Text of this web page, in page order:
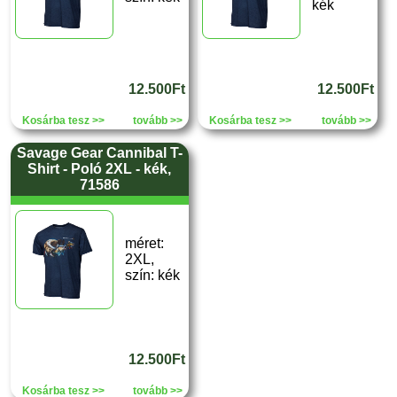
12.500Ft
Kosárba tesz >> tovább >>
kék
12.500Ft
Kosárba tesz >> tovább >>
Savage Gear Cannibal T-
Shirt - Poló 2XL - kék,
71586
méret:
2XL,
szín: kék
12.500Ft
Kosárba tesz >> tovább >>